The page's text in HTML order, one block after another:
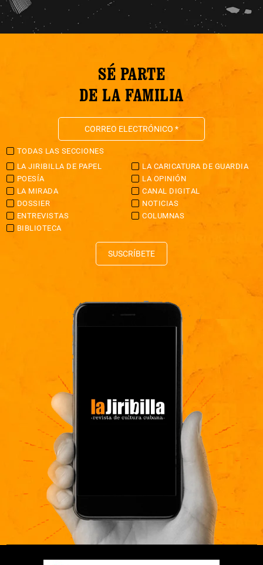
SÉ PARTE
DE LA FAMILIA
TODAS LAS SECCIONES
LA JIRIBILLA DE PAPEL
LA CARICATURA DE GUARDIA
POESÍA
LA OPINIÓN
LA MIRADA
CANAL DIGITAL
DOSSIER
NOTICIAS
ENTREVISTAS
COLUMNAS
BIBLIOTECA
SUSCRÍBETE